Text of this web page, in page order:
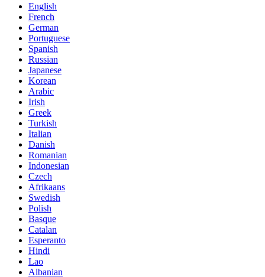
English
French
German
Portuguese
Spanish
Russian
Japanese
Korean
Arabic
Irish
Greek
Turkish
Italian
Danish
Romanian
Indonesian
Czech
Afrikaans
Swedish
Polish
Basque
Catalan
Esperanto
Hindi
Lao
Albanian